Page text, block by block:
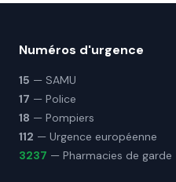
Numéros d'urgence
15 — SAMU
17 — Police
18 — Pompiers
112 — Urgence européenne
3237 — Pharmacies de garde